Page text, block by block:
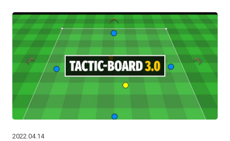
2022.04.14